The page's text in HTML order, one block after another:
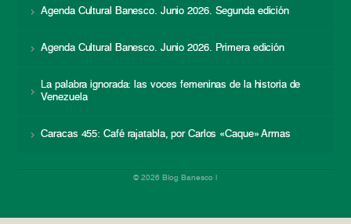
Agenda Cultural Banesco. Junio 2026. Segunda edición
Agenda Cultural Banesco. Junio 2026. Primera edición
La palabra ignorada: las voces femeninas de la historia de
Venezuela
Caracas 455: Café rajatabla, por Carlos «Caque» Armas
© 2026 Blog Banesco |